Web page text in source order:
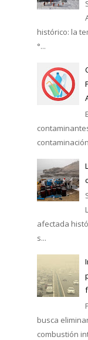
histórico: la
°...
afectada
s...
busca
combustión